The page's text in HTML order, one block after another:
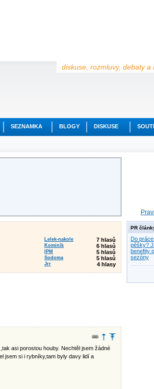
diskuse, rozmluvy, debaty a
SEZNAMKA BLOGY DISKUSE
Lelek-nakole
7 hlasů
Kominík
6 hlasů
IPM
5 hlasů
Sodoma
5 hlasů
Jrr 4 hlasy
asi porostou houby. Nechtěl jsem žádné
jsem si i rybníky,tam byly davy lidí a
PR
Do
pěšky?
benefity
sezóny